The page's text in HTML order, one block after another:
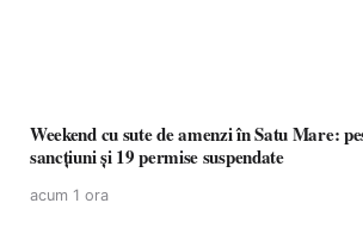
Weekend cu sute de amenzi în Satu Mare:
sancțiuni și 19 permise suspendate
acum 1 ora